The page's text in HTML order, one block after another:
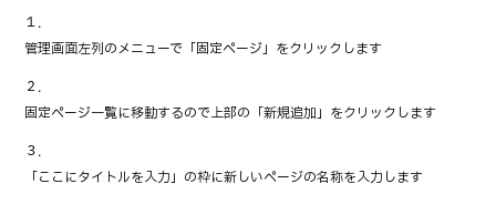
１．
管理画面左列のメニューで「固定ページ」をクリックします
２．
固定ページ一覧に移動するので上部の「新規追加」をクリックします
３．
「ここにタイトルを入力」の枠に新しいページの名称を入力します